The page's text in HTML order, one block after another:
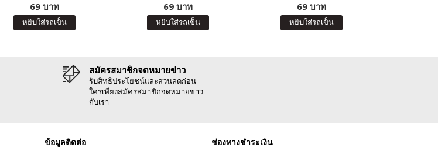
69 บาท
หยิบใส่รถเข็น
69 บาท
หยิบใส่รถเข็น
69 บาท
หยิบใส่รถเข็น
สมัครสมาชิกจดหมายข่าว
รับสิทธิประโยชน์และส่วนลดก่อน
ใครเพียงสมัครสมาชิกจดหมายข่าว
กับเรา
ข้อมูลติดต่อ ช่องทางชำระเงิน